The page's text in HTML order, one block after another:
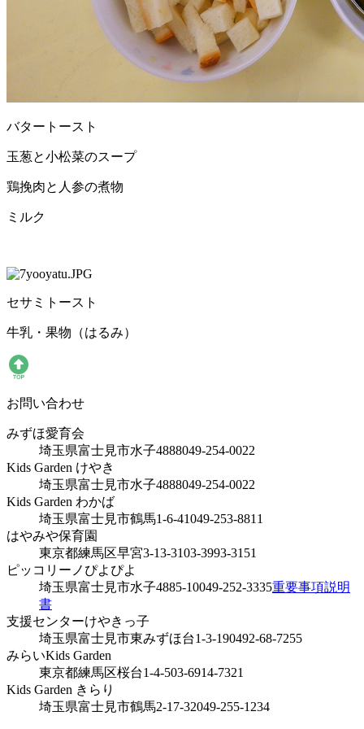
バタートースト
玉葱と小松菜のスープ
鶏挽肉と人参の煮物
ミルク
セサミトースト
牛乳・果物（はるみ）
お問い合わせ
みずほ愛育会
埼玉県富士見市水子4888049-254-0022
Kids Garden けやき
埼玉県富士見市水子4888049-254-0022
Kids Garden わかば
埼玉県富士見市鶴馬1-6-41049-253-8811
はやみや保育園
東京都練馬区早宮3-13-3103-3993-3151
ピッコリーノぴよぴよ
埼玉県富士見市水子4885-10049-252-3335重要事項説明
書
支援センターけやきっ子
埼玉県富士見市東みずほ台1-3-190492-68-7255
みらいKids Garden
東京都練馬区桜台1-4-503-6914-7321
Kids Garden きらり
埼玉県富士見市鶴馬2-17-32049-255-1234